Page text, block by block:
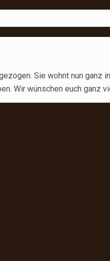
Sie wohnt nun ganz
Wir wünschen euch ganz